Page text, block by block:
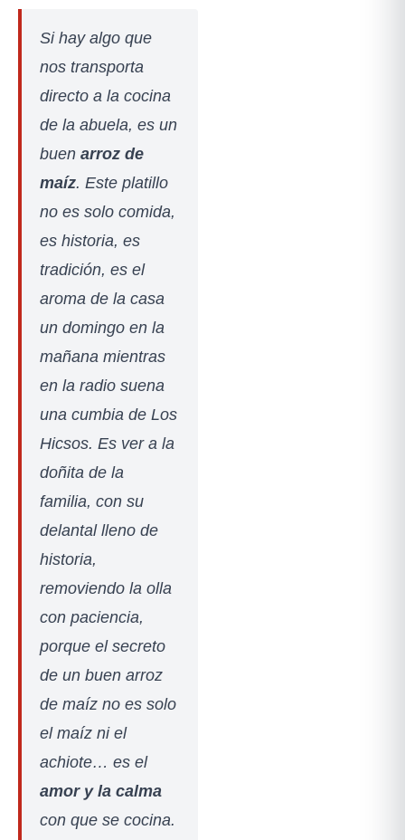
Si hay algo que
nos transporta
directo a la cocina
de la abuela, es un
buen arroz de
maíz. Este platillo
no es solo comida,
es historia, es
tradición, es el
aroma de la casa
un domingo en la
mañana mientras
en la radio suena
una cumbia de Los
Hicsos. Es ver a la
doñita de la
familia, con su
delantal lleno de
historia,
removiendo la olla
con paciencia,
porque el secreto
de un buen arroz
de maíz no es solo
el maíz ni el
achiote… es el
amor y la calma
con que se cocina.